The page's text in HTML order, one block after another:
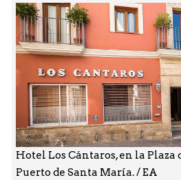
Hotel Los Cántaros, en la Plaza
Puerto de Santa María. / EA